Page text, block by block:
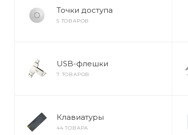
Точки доступа
5 ТОВАРОВ
USB-флешки
7 ТОВАРОВ
Клавиатуры
44 ТОВАРА